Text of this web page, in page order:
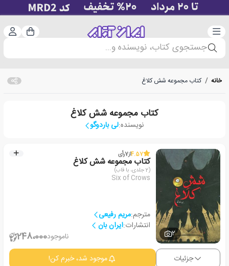
دسته‌بندی سبد
جستجوی کتاب، نویسنده و...
خانه / کتاب مجموعه شش کلاغ
کتاب مجموعه شش کلاغ
نویسنده:لی باردوگو
2
4.57از7رأی
کتاب مجموعه شش کلاغ
(2 جلدی، با قاب)
Six of Crows
مترجم:مریم رفیعی
انتشارات:ایران بان
ناموجود248،000
جزئیات موجود شد، خبرم کن!